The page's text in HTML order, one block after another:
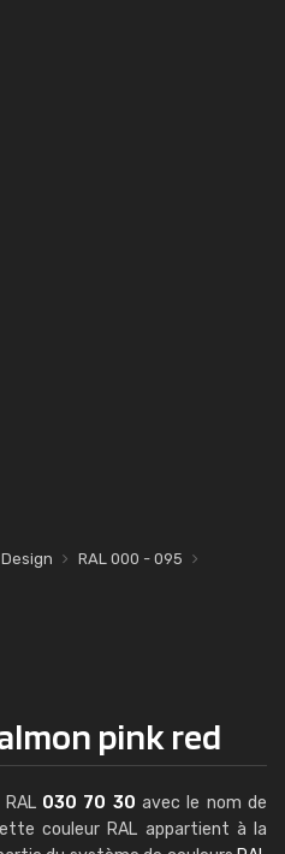
Design
RAL 000 - 095
pink red
030 70 30 avec le nom de
couleur RAL appartient à la